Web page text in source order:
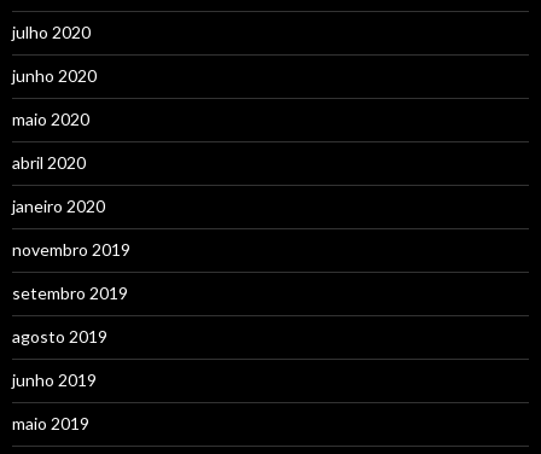
julho 2020
junho 2020
maio 2020
abril 2020
janeiro 2020
novembro 2019
setembro 2019
agosto 2019
junho 2019
maio 2019